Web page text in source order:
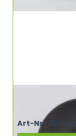
Universal
Art-Nr.: 118598